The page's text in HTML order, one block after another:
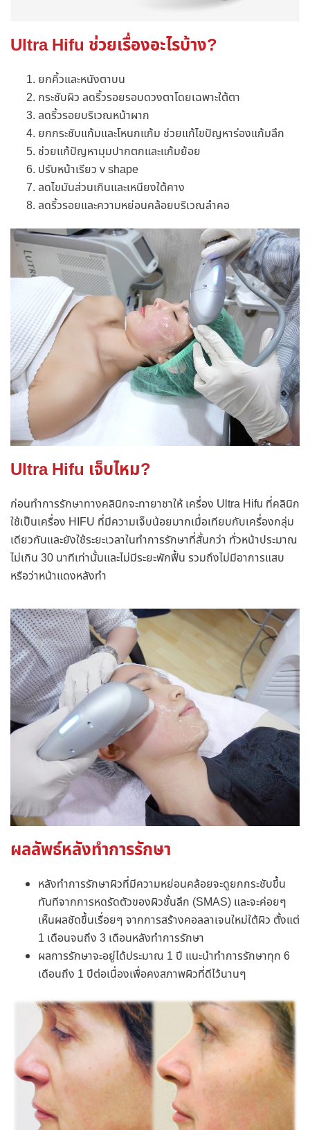
Ultra Hifu ช่วยเรื่องอะไรบ้าง?
ยกคิ้วและหนังตาบน
กระชับผิว ลดริ้วรอยรอบดวงตาโดยเฉพาะใต้ตา
ลดริ้วรอยบริเวณหน้าผาก
ยกกระชับแก้มและโหนกแก้ม ช่วยแก้ไขปัญหาร่องแก้มลึก
ช่วยแก้ปัญหามุมปากตกและแก้มย้อย
ปรับหน้าเรียว v shape
ลดไขมันส่วนเกินและเหนียงใต้คาง
ลดริ้วรอยและความหย่อนคล้อยบริเวณลำคอ
Ultra Hifu เจ็บไหม?
ก่อนทำการรักษาทางคลินิกจะทายาชาให้ เครื่อง Ultra Hifu ที่คลินิก
ใช้เป็นเครื่อง HIFU ที่มีความเจ็บน้อยมากเมื่อเทียบกับเครื่องกลุ่ม
เดียวกันและยังใช้ระยะเวลาในทำการรักษาที่สั้นกว่า ทั่วหน้าประมาณ
ไม่เกิน 30 นาทีเท่านั้นและไม่มีระยะพักฟื้น รวมถึงไม่มีอาการแสบ
หรือว่าหน้าแดงหลังทำ
ผลลัพธ์หลังทำการรักษา
หลังทำการรักษาผิวที่มีความหย่อนคล้อยจะดูยกกระชับขึ้น
ทันทีจากการหดรัดตัวของผิวชั้นลึก (SMAS) และจะค่อยๆ
เห็นผลชัดขึ้นเรื่อยๆ จากการสร้างคอลลาเจนใหม่ใต้ผิว ตั้งแต่
1 เดือนจนถึง 3 เดือนหลังทำการรักษา
ผลการรักษาจะอยู่ได้ประมาณ 1 ปี แนะนำทำการรักษาทุก 6
เดือนถึง 1 ปีต่อเนื่องเพื่อคงสภาพผิวที่ดีไว้นานๆ